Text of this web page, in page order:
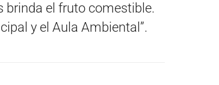
brinda el fruto comestible.
y el Aula Ambiental”.